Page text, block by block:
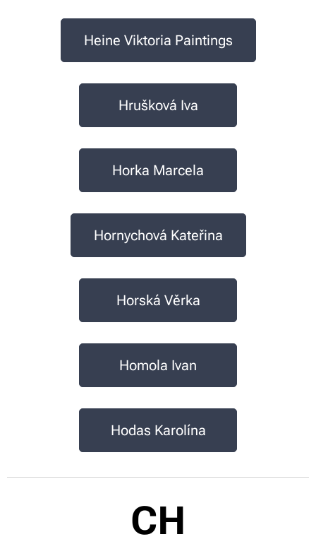
Heine Viktoria Paintings
Hrušková Iva
Horka Marcela
Hornychová Kateřina
Horská Věrka
Homola Ivan
Hodas Karolína
CH